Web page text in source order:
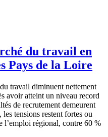
du travail en
Pays de la Loire
travail diminuent nettement
avoir atteint un niveau record
de recrutement demeurent
tensions restent fortes ou
l’emploi régional, contre 60 %